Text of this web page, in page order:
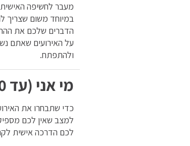
מעבר לחשיפה
במיוחד משום שצריך
הדברים שלכם את
על האירועים שאתם
ולהתפתח.
מי אני (עד 500 מילים): כך תענו על השאלות בדיוק מקסימלי
כדי שתבחרו את
למצב שאין לכם
לכם הדרכה אישית